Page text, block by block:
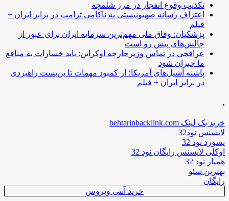
تکذیب وقوع انفجار در مرز شلمچه
اعتراف رسانه صهیونیستی به ناکامی ترامپ در برابر ایران +
فیلم
پزشکیان: وفاق ملی مهم‌ترین سرمایه ایران برای عبور از
چالش‌های پیش رو است
عراقچی در تماس وزیرخارجه اوکراین: باید خسارات به منافع
ما جبران شود
پاشنه آشیل‌های آمریکا؛ از کمبود مهمات تا بن‌بست راهبردی
در برابر ایران + فیلم
.
خرید بک لینک behtarinbacklink.com
لایسنس نود32
پسورد نود 32
اوکلی لایسنس رایگان نود 32
همیار نود 32
بهترین سئو
رایگان
خرید آنتی ویروس